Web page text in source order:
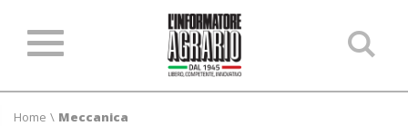
Home \ Meccanica